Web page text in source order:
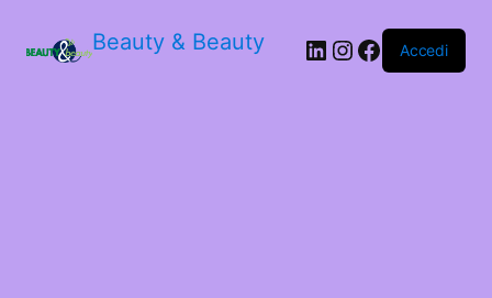
Beauty & Beauty LinkedIn
Instagram
Facebook
Accedi